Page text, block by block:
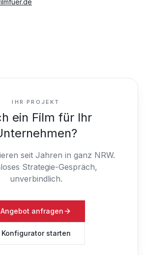
IHR PROJEKT
ein Film für Ihr
seit Jahren in ganz NRW.
Strategie-Gespräch,
unverbindlich.
Angebot anfragen
Konfigurator starten